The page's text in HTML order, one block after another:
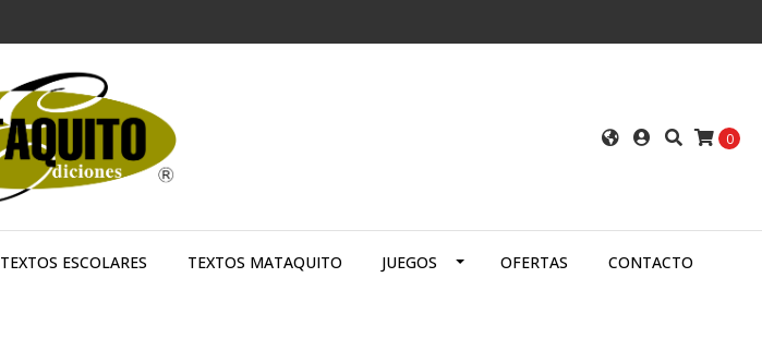
0
TEXTOS ESCOLARES TEXTOS MATAQUITO JUEGOS OFERTAS CONTACTO